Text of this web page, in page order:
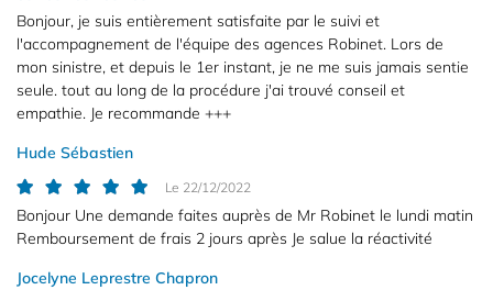
Accueil
Bonjour, je suis entièrement satisfaite par le suivi et
l'accompagnement de l'équipe des agences Robinet. Lors de
mon sinistre, et depuis le 1er instant, je ne me suis jamais sentie
seule. tout au long de la procédure j'ai trouvé conseil et
empathie. Je recommande +++
Hude Sébastien
Le 22/12/2022
Bonjour Une demande faites auprès de Mr Robinet le lundi matin
Remboursement de frais 2 jours après Je salue la réactivité
Jocelyne Leprestre Chapron